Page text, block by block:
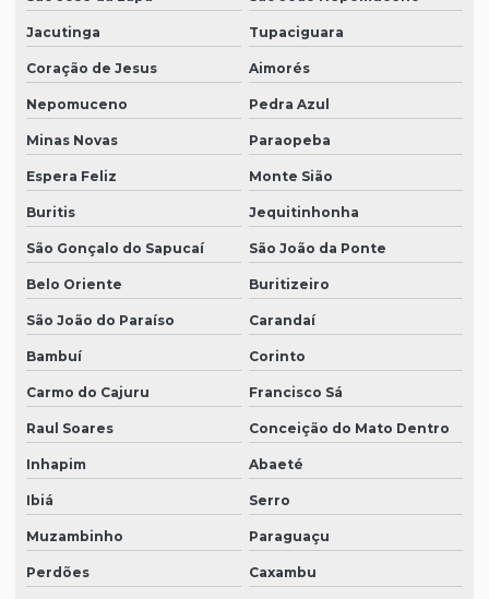
Jacutinga Tupaciguara
Coração de Jesus Aimorés
Nepomuceno Pedra Azul
Minas Novas Paraopeba
Espera Feliz Monte Sião
Buritis Jequitinhonha
São Gonçalo do Sapucaí São João da Ponte
Belo Oriente Buritizeiro
São João do Paraíso Carandaí
Bambuí Corinto
Carmo do Cajuru Francisco Sá
Raul Soares Conceição do Mato Dentro
Inhapim Abaeté
Ibiá Serro
Muzambinho Paraguaçu
Perdões Caxambu